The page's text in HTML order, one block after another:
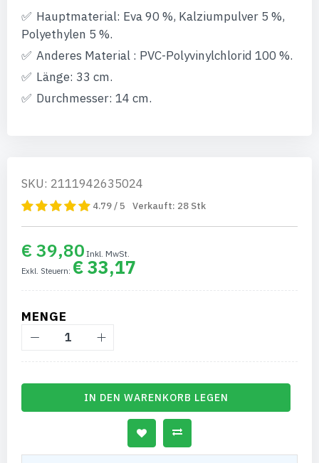
Hauptmaterial: Eva 90 %, Kalziumpulver 5 %,
Polyethylen 5 %.
Anderes Material : PVC-Polyvinylchlorid 100 %.
Länge: 33 cm.
Durchmesser: 14 cm.
SKU: 2111942635024
4.79 / 5 Verkauft: 28 Stk
€ 39,80
€ 33,17
MENGE
IN DEN WARENKORB LEGEN